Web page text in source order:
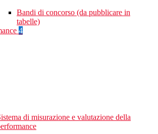
Bandi di concorso (da pubblicare in
tabelle)
4
di misurazione e valutazione della